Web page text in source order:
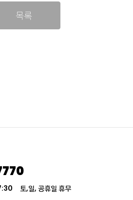
목록
토,일, 공휴일 휴무